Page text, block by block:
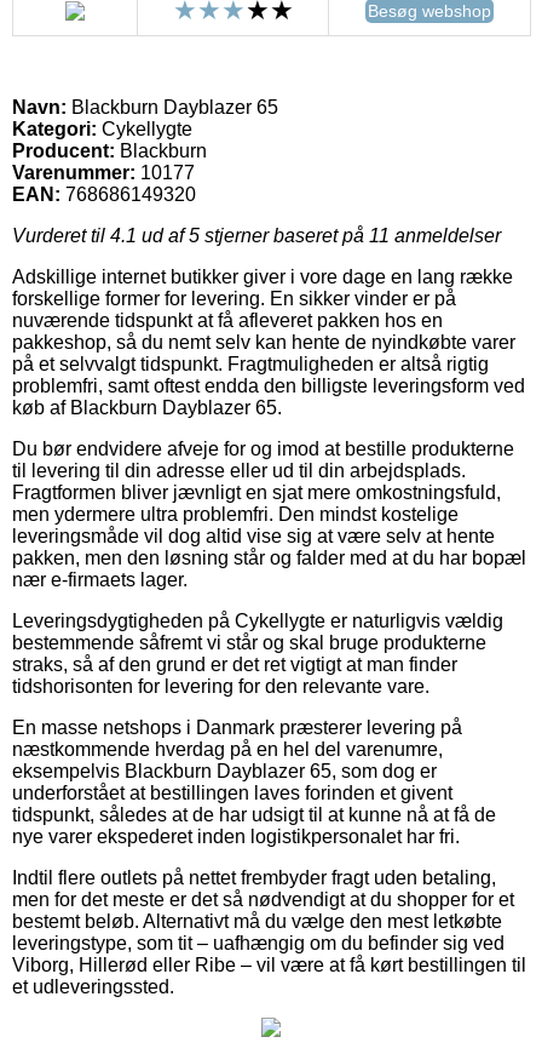
Besøg webshop
Navn: Blackburn Dayblazer 65
Kategori: Cykellygte
Producent: Blackburn
Varenummer: 10177
EAN: 768686149320
Vurderet til 4.1 ud af 5 stjerner baseret på 11 anmeldelser
Adskillige internet butikker giver i vore dage en lang række
forskellige former for levering. En sikker vinder er på
nuværende tidspunkt at få afleveret pakken hos en
pakkeshop, så du nemt selv kan hente de nyindkøbte varer
på et selvvalgt tidspunkt. Fragtmuligheden er altså rigtig
problemfri, samt oftest endda den billigste leveringsform ved
køb af Blackburn Dayblazer 65.
Du bør endvidere afveje for og imod at bestille produkterne
til levering til din adresse eller ud til din arbejdsplads.
Fragtformen bliver jævnligt en sjat mere omkostningsfuld,
men ydermere ultra problemfri. Den mindst kostelige
leveringsmåde vil dog altid vise sig at være selv at hente
pakken, men den løsning står og falder med at du har bopæl
nær e-firmaets lager.
Leveringsdygtigheden på Cykellygte er naturligvis vældig
bestemmende såfremt vi står og skal bruge produkterne
straks, så af den grund er det ret vigtigt at man finder
tidshorisonten for levering for den relevante vare.
En masse netshops i Danmark præsterer levering på
næstkommende hverdag på en hel del varenumre,
eksempelvis Blackburn Dayblazer 65, som dog er
underforstået at bestillingen laves forinden et givent
tidspunkt, således at de har udsigt til at kunne nå at få de
nye varer ekspederet inden logistikpersonalet har fri.
Indtil flere outlets på nettet frembyder fragt uden betaling,
men for det meste er det så nødvendigt at du shopper for et
bestemt beløb. Alternativt må du vælge den mest letkøbte
leveringstype, som tit – uafhængig om du befinder sig ved
Viborg, Hillerød eller Ribe – vil være at få kørt bestillingen til
et udleveringssted.